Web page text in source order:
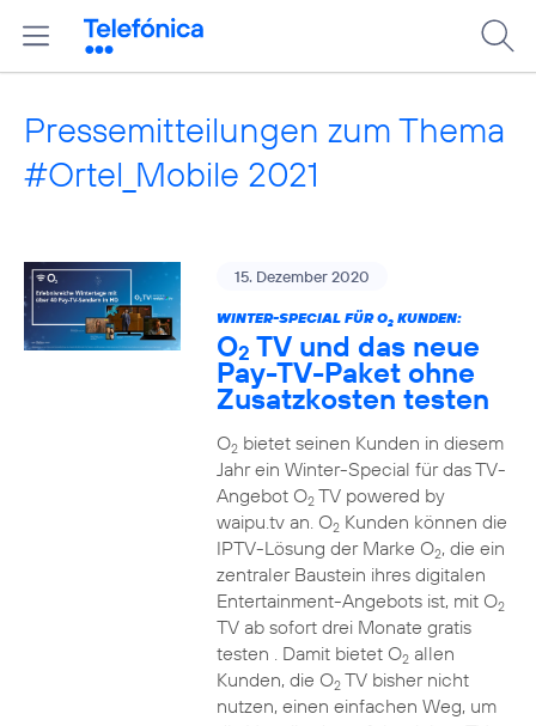
Pressemitteilungen zum Thema
#Ortel_Mobile 2021
15. Dezember 2020
WINTER-SPECIAL FÜR O2KUNDEN:
O2 TV und das neue
Pay-TV-Paket ohne
Zusatzkosten testen
O2bietet seinen Kunden in diesem
Jahr ein Winter-Special für das TV-
Angebot O2TV powered by
waipu.tv an. O2Kunden können die
IPTV-Lösung der Marke O2, die ein
zentraler Baustein ihres digitalen
Entertainment-Angebots ist, mit O2
TV ab sofort drei Monate gratis
testen . Damit bietet O2allen
Kunden, die O2TV bisher nicht
nutzen, einen einfachen Weg, um